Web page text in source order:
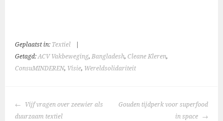
Geplaatst in: Textiel
Getagd:ACV Vakbeweging,Bangladesh,Cleane Kleren,
ConsuMINDEREN, Visie, Wereldsolidariteit
BERICHTNAVIGATIE
Vijf vragen over zeewier als
duurzaam textiel
Gouden tijdperk voor superfood
in space